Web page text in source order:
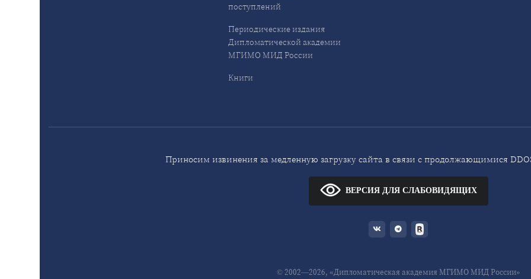
поступлений
Периодические издания
Дипломатической академии
МГИМО МИД России
Книги
Приносим извинения за медленную загрузку сайта в связи с продолжающимися
ВЕРСИЯ ДЛЯ СЛАБОВИДЯЩИХ
© 2002—2026, «Дипломатическая академия МГИМО МИД России»